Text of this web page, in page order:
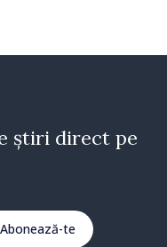
știri direct pe
Abonează-te